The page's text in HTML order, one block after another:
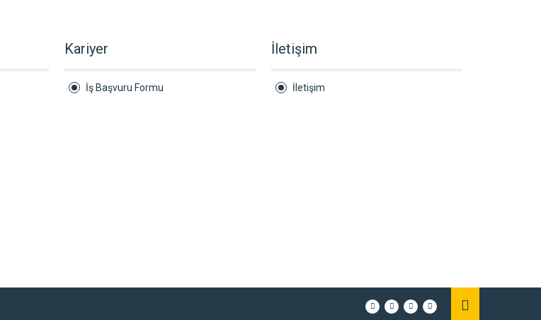
Kariyer
İş Başvuru Formu
İletişim
İletişim